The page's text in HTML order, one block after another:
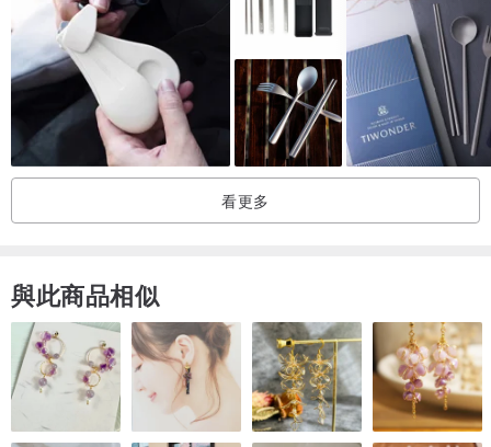
【設計元素】
1.團圓
3.不可缺少
4.環保
筷套：
23 * 23 cm 正方菱形
(因以手工製作，尺寸會有些微誤差約±1cm)
竹製餐具：
湯匙20cm
看更多
與此商品相似